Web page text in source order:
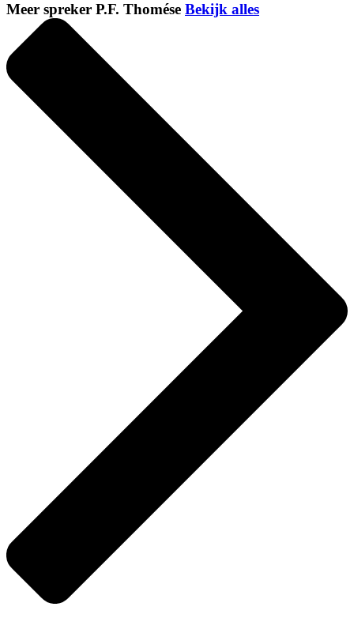
Meer spreker P.F. Thomése Bekijk alles